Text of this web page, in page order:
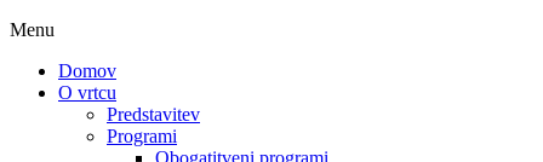
Menu
Domov
O vrtcu
Predstavitev
Programi
Obogatitveni programi